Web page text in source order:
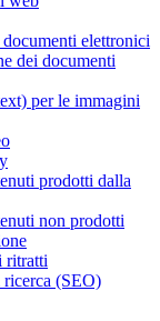
elettronici
dei documenti
per le immagini
prodotti dalla
non prodotti
ritratti
(SEO)